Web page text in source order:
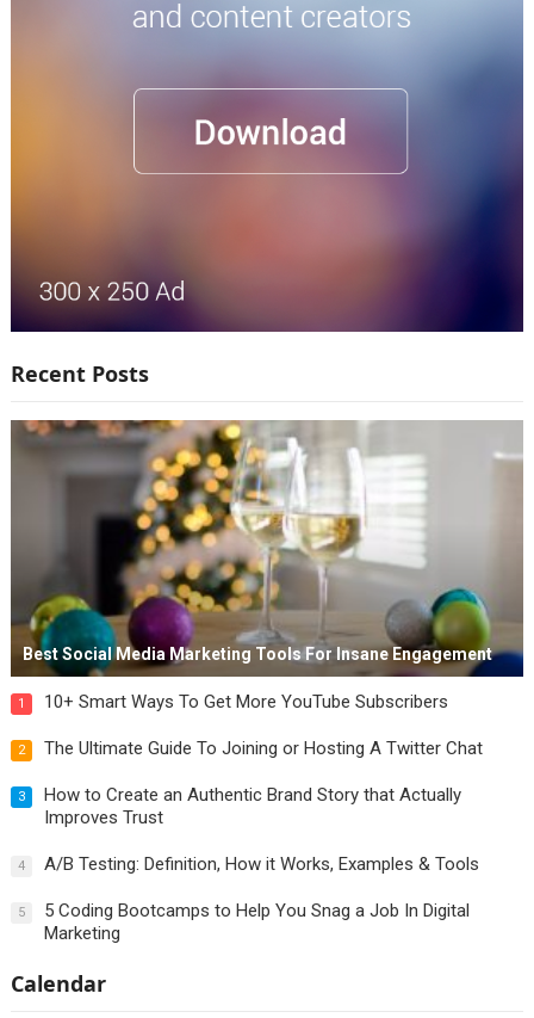
Recent Posts
Best Social Media Marketing Tools For Insane Engagement
1 10+ Smart Ways To Get More YouTube Subscribers
2 The Ultimate Guide To Joining or Hosting A Twitter Chat
3
How to Create an Authentic Brand Story that Actually
Improves Trust
4 A/B Testing: Definition, How it Works, Examples & Tools
5
5 Coding Bootcamps to Help You Snag a Job In Digital
Marketing
Calendar